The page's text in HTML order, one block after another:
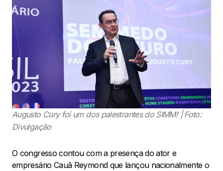
Augusto Cury foi um dos palestrantes do SIMM! | Foto:
Divulgação
O congresso contou com a presença do ator e
empresário Cauã Reymond que lançou nacionalmente o